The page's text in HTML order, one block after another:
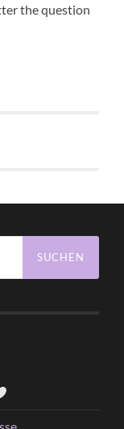
the question